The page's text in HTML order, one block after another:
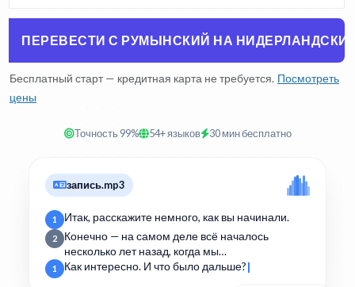
ПЕРЕВЕСТИ С РУМЫНСКИЙ НА
Бесплатный старт — кредитная карта не требуется. Посмотреть
цены
Точность 99% 54+ языков 30 мин бесплатно
запись.mp3
1 Итак, расскажите немного, как вы начинали.
2
Конечно — на самом деле всё началось
несколько лет назад, когда мы…
1 Как интересно. И что было дальше?